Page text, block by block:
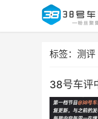
标签：测评
38号车评